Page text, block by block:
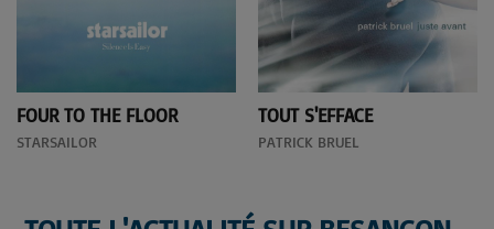
FOUR TO THE FLOOR
STARSAILOR
TOUT S'EFFACE
PATRICK BRUEL